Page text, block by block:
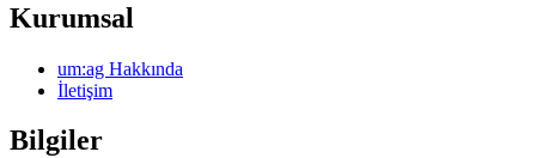
Kurumsal
um:ag Hakkında
İletişim
Bilgiler